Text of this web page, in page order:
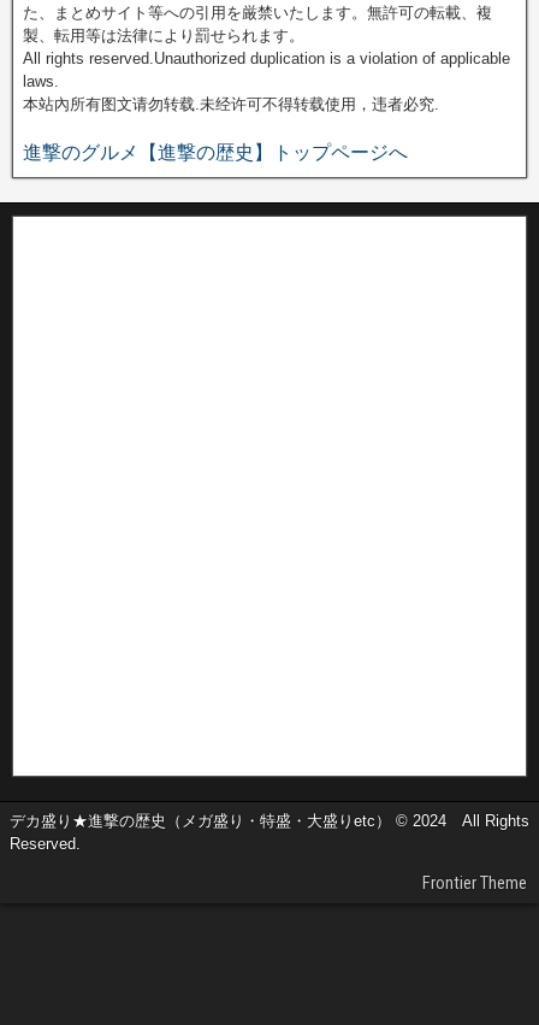
た、まとめサイト等への引用を厳禁いたします。無許可の転載、複
製、転用等は法律により罰せられます。
All rights reserved.Unauthorized duplication is a violation of applicable
laws.
本站內所有图文请勿转载.未经许可不得转载使用，违者必究.
進撃のグルメ【進撃の歴史】トップページへ
デカ盛り★進撃の歴史（メガ盛り・特盛・大盛りetc） © 2024 All Rights
Reserved.
Frontier Theme